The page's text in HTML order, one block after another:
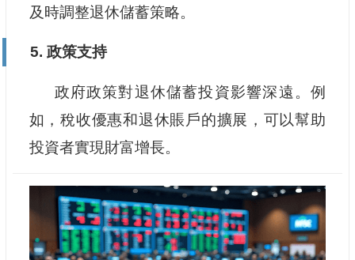
及時調整退休儲蓄策略。
5. 政策支持
政府政策對退休儲蓄投資影響深遠。例
如，稅收優惠和退休賬戶的擴展，可以幫助
投資者實現財富增長。